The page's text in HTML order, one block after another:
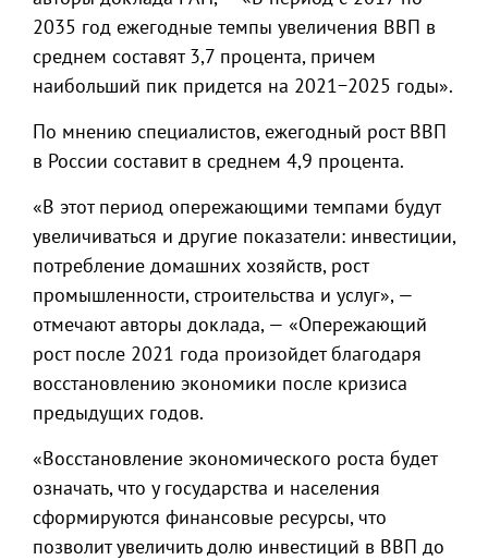
2035 год ежегодные темпы увеличения ВВП в
среднем составят 3,7 процента, причем
наибольший пик придется на 2021−2025 годы».
По мнению специалистов, ежегодный рост ВВП
в России составит в среднем 4,9 процента.
«В этот период опережающими темпами будут
увеличиваться и другие показатели: инвестиции,
потребление домашних хозяйств, рост
промышленности, строительства и услуг», —
отмечают авторы доклада, — «Опережающий
рост после 2021 года произойдет благодаря
восстановлению экономики после кризиса
предыдущих годов.
«Восстановление экономического роста будет
означать, что у государства и населения
сформируются финансовые ресурсы, что
позволит увеличить долю инвестиций в ВВП до